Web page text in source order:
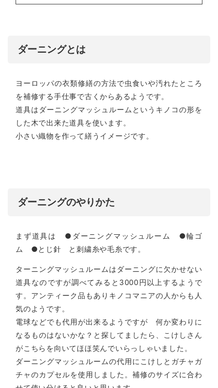
ダーニングとは
ヨーロッパの衣類修繕の方法で虫食いや汚れたところ
を補修する手仕事で古くからあるようです。
道具はダーニングマッシュルームというキノコの形を
した木で出来た道具を使います。
小さい織物を作って繕うイメージです。
ダーニングのやりかた
まず道具は ●ダーニングマッシュルーム ●輪ゴ
ム ●とじ針 と刺繍糸や毛糸です。
ターニングマッシュルームはダーニングに欠かせない
道具なのですが調べてみると3000円以上するようで
す。アンティーク品もありキノコマニアの人からも人
気のようです。
電球などでも代用が出来るようですが 何か変わりに
なるものはないかな？と探してましたら、こけしさん
がこちらを向いてほほ笑んでいらっしゃいました。
ダーニングマッシュルームの代用にこけしとガチャガ
チャのカプセルを使用しました。補修のサイズに合わ